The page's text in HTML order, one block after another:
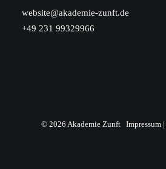
website@akademie-zunft.de
+49 231 99329966
© 2026 Akademie Zunft Impressum |